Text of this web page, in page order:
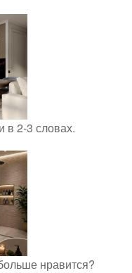
в 2-3 словах.
нравится?